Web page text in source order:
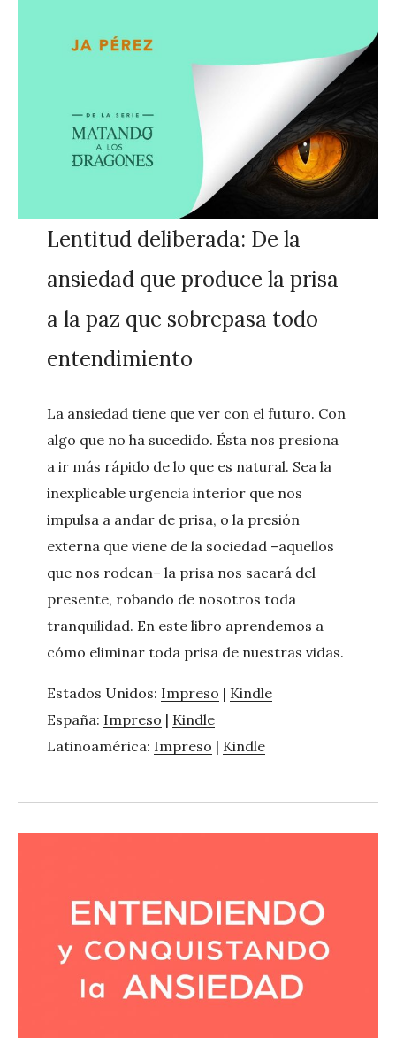
Lentitud deliberada: De la
ansiedad que produce la prisa
a la paz que sobrepasa todo
entendimiento
La ansiedad tiene que ver con el futuro. Con
algo que no ha sucedido. Ésta nos presiona
a ir más rápido de lo que es natural. Sea la
inexplicable urgencia interior que nos
impulsa a andar de prisa, o la presión
externa que viene de la sociedad –aquellos
que nos rodean– la prisa nos sacará del
presente, robando de nosotros toda
tranquilidad. En este libro aprendemos a
cómo eliminar toda prisa de nuestras vidas.
Estados Unidos: Impreso | Kindle
España: Impreso | Kindle
Latinoamérica: Impreso | Kindle